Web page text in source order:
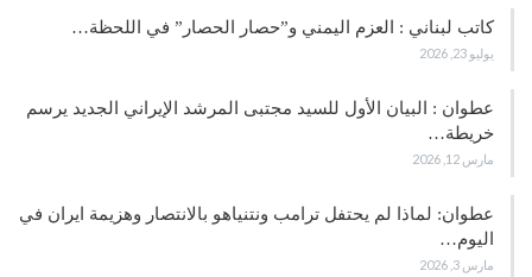
كاتب لبناني : العزم اليمني و”حصار الحصار” في اللحظة…
يوليو 23, 2026
عطوان : البيان الأول للسيد مجتبى المرشد الإيراني الجديد يرسم
خريطة…
مارس 12, 2026
عطوان: لماذا لم يحتفل ترامب ونتنياهو بالانتصار وهزيمة ايران في
اليوم…
مارس 3, 2026